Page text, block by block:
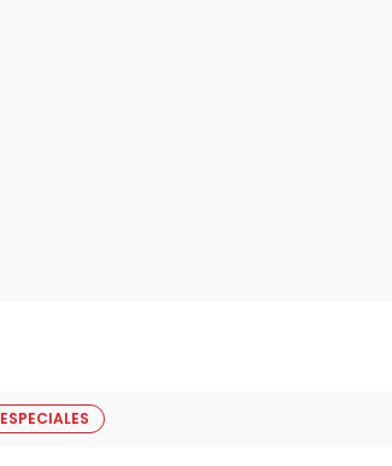
ESPECIALES